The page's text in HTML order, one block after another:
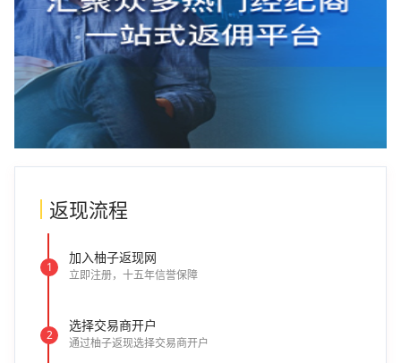
返现流程
1
加入柚子返现网
立即注册，十五年信誉保障
2
选择交易商开户
通过柚子返现选择交易商开户